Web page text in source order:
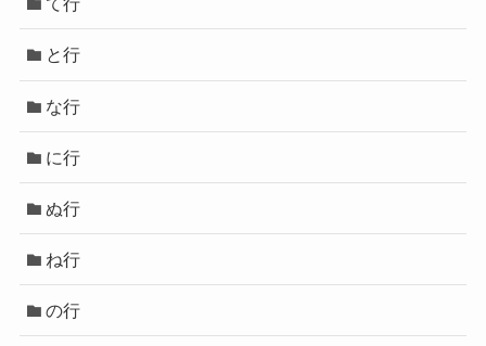
と行
な行
に行
ぬ行
ね行
の行